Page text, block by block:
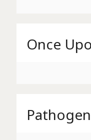
Once